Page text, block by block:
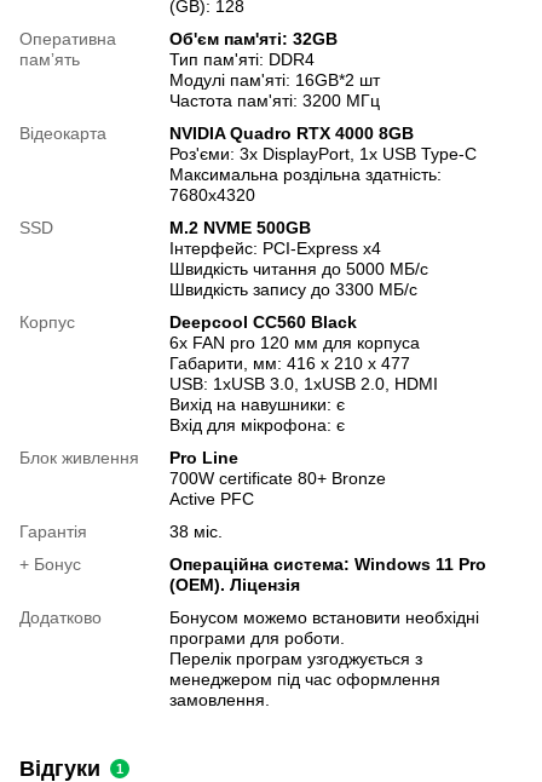
(GB): 128
Оперативна
памʼять
Об'єм пам'яті: 32GB
Тип пам'яті: DDR4
Модулі пам'яті: 16GB*2 шт
Частота пам'яті: 3200 МГц
Відеокарта
NVIDIA Quadro RTX 4000 8GB
Роз'єми: 3x DisplayPort, 1x USB Type-C
Максимальна роздільна здатність:
7680x4320
SSD
M.2 NVME 500GB
Інтерфейс: PCI-Express x4
Швидкість читання до 5000 МБ/с
Швидкість запису до 3300 МБ/с
Корпус
Deepcool CC560 Black
6x FAN pro 120 мм для корпуса
Габарити, мм: 416 x 210 x 477
USB: 1xUSB 3.0, 1xUSB 2.0, HDMI
Вихід на навушники: є
Вхід для мікрофона: є
Блок живлення
Pro Line
700W certificate 80+ Bronze
Active PFC
Гарантія
38 міс.
+ Бонус
Операційна система: Windows 11 Pro
(OEM). Ліцензія
Додатково
Бонусом можемо встановити необхідні
програми для роботи.
Перелік програм узгоджується з
менеджером під час оформлення
замовлення.
Відгуки 1